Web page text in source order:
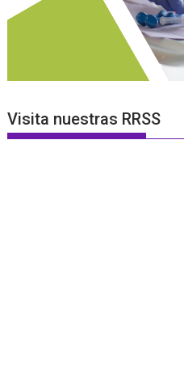
Visita nuestras RRSS